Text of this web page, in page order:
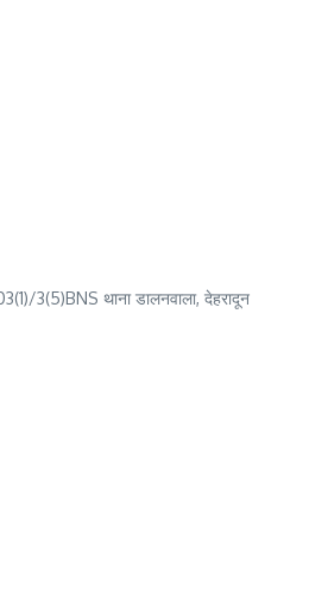
3(5)BNS थाना डालनवाला, देहरादून